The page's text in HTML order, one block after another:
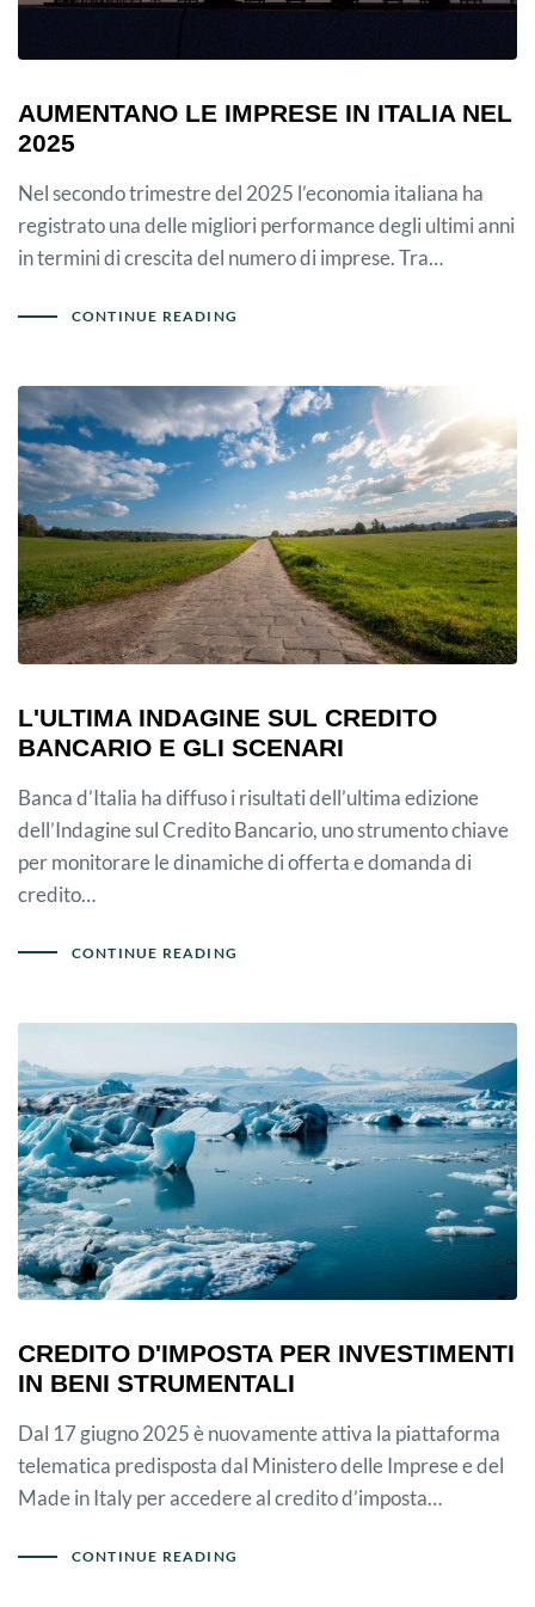
AUMENTANO LE IMPRESE IN ITALIA NEL
2025
Nel secondo trimestre del 2025 l’economia italiana ha
registrato una delle migliori performance degli ultimi anni
in termini di crescita del numero di imprese. Tra…
CONTINUE READING
L'ULTIMA INDAGINE SUL CREDITO
BANCARIO E GLI SCENARI
Banca d’Italia ha diffuso i risultati dell’ultima edizione
dell’Indagine sul Credito Bancario, uno strumento chiave
per monitorare le dinamiche di offerta e domanda di
credito…
CONTINUE READING
CREDITO D'IMPOSTA PER INVESTIMENTI
IN BENI STRUMENTALI
Dal 17 giugno 2025 è nuovamente attiva la piattaforma
telematica predisposta dal Ministero delle Imprese e del
Made in Italy per accedere al credito d’imposta…
CONTINUE READING